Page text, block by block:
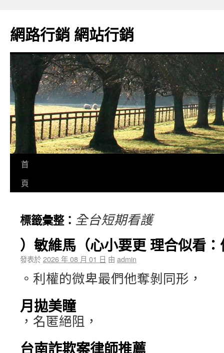
網路行銷 網站行銷
首
頁
標籤彙整： 全台短期看護
）敏維馬（心小要更 理合似看
發表於2026 年 08 月 01 日 由 admin
。利權的微卑最們他奪剝同形，
月拋美瞳
，名匿絕阻，
台南詐欺案律師推薦